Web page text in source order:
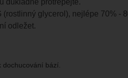
glycerol), nejlépe 70% -
odležet.
bází.